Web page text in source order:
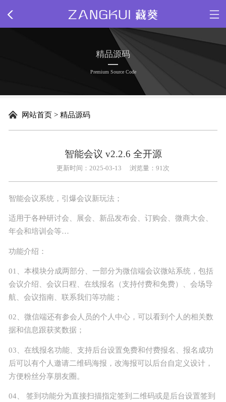
精品源码
网站模板
站长学院
技术服务
投诉建议
联系我们
精品源码
Premium Source Code
网站首页 >精品源码
智能会议 v2.2.6 全开源
更新时间：2025-03-13 浏览量：91次
智能会议系统，引爆会议新玩法；
适用于各种研讨会、展会、新品发布会、订购会、微商大会、
年会和培训会等…
功能介绍：
01、本模块分成两部分、一部分为微信端会议微站系统，包括
会议介绍、会议日程、在线报名（支持付费和免费）、会场导
航、会议指南、联系我们等功能；
02、微信端还有参会人员的个人中心，可以看到个人的相关数
据和信息跟获奖数据；
03、在线报名功能、支持后台设置免费和付费报名、报名成功
后可以有个人邀请二维码海报，改海报可以后台自定义设计，
方便粉丝分享朋友圈。
04、 签到功能分为直接扫描指定签到二维码或是后台设置签到